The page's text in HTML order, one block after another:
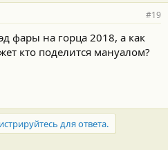
#19
фары на горца 2018, а как
кто поделится мануалом?
для ответа.